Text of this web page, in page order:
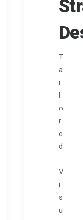
T
a
i
l
o
r
e
d
V
i
s
u